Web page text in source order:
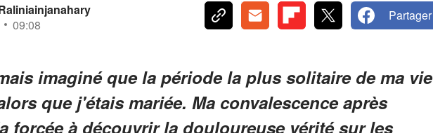
09:08
Partager
imaginé que la période la plus solitaire de ma vie
que j'étais mariée. Ma convalescence après
forcée à découvrir la douloureuse vérité sur les